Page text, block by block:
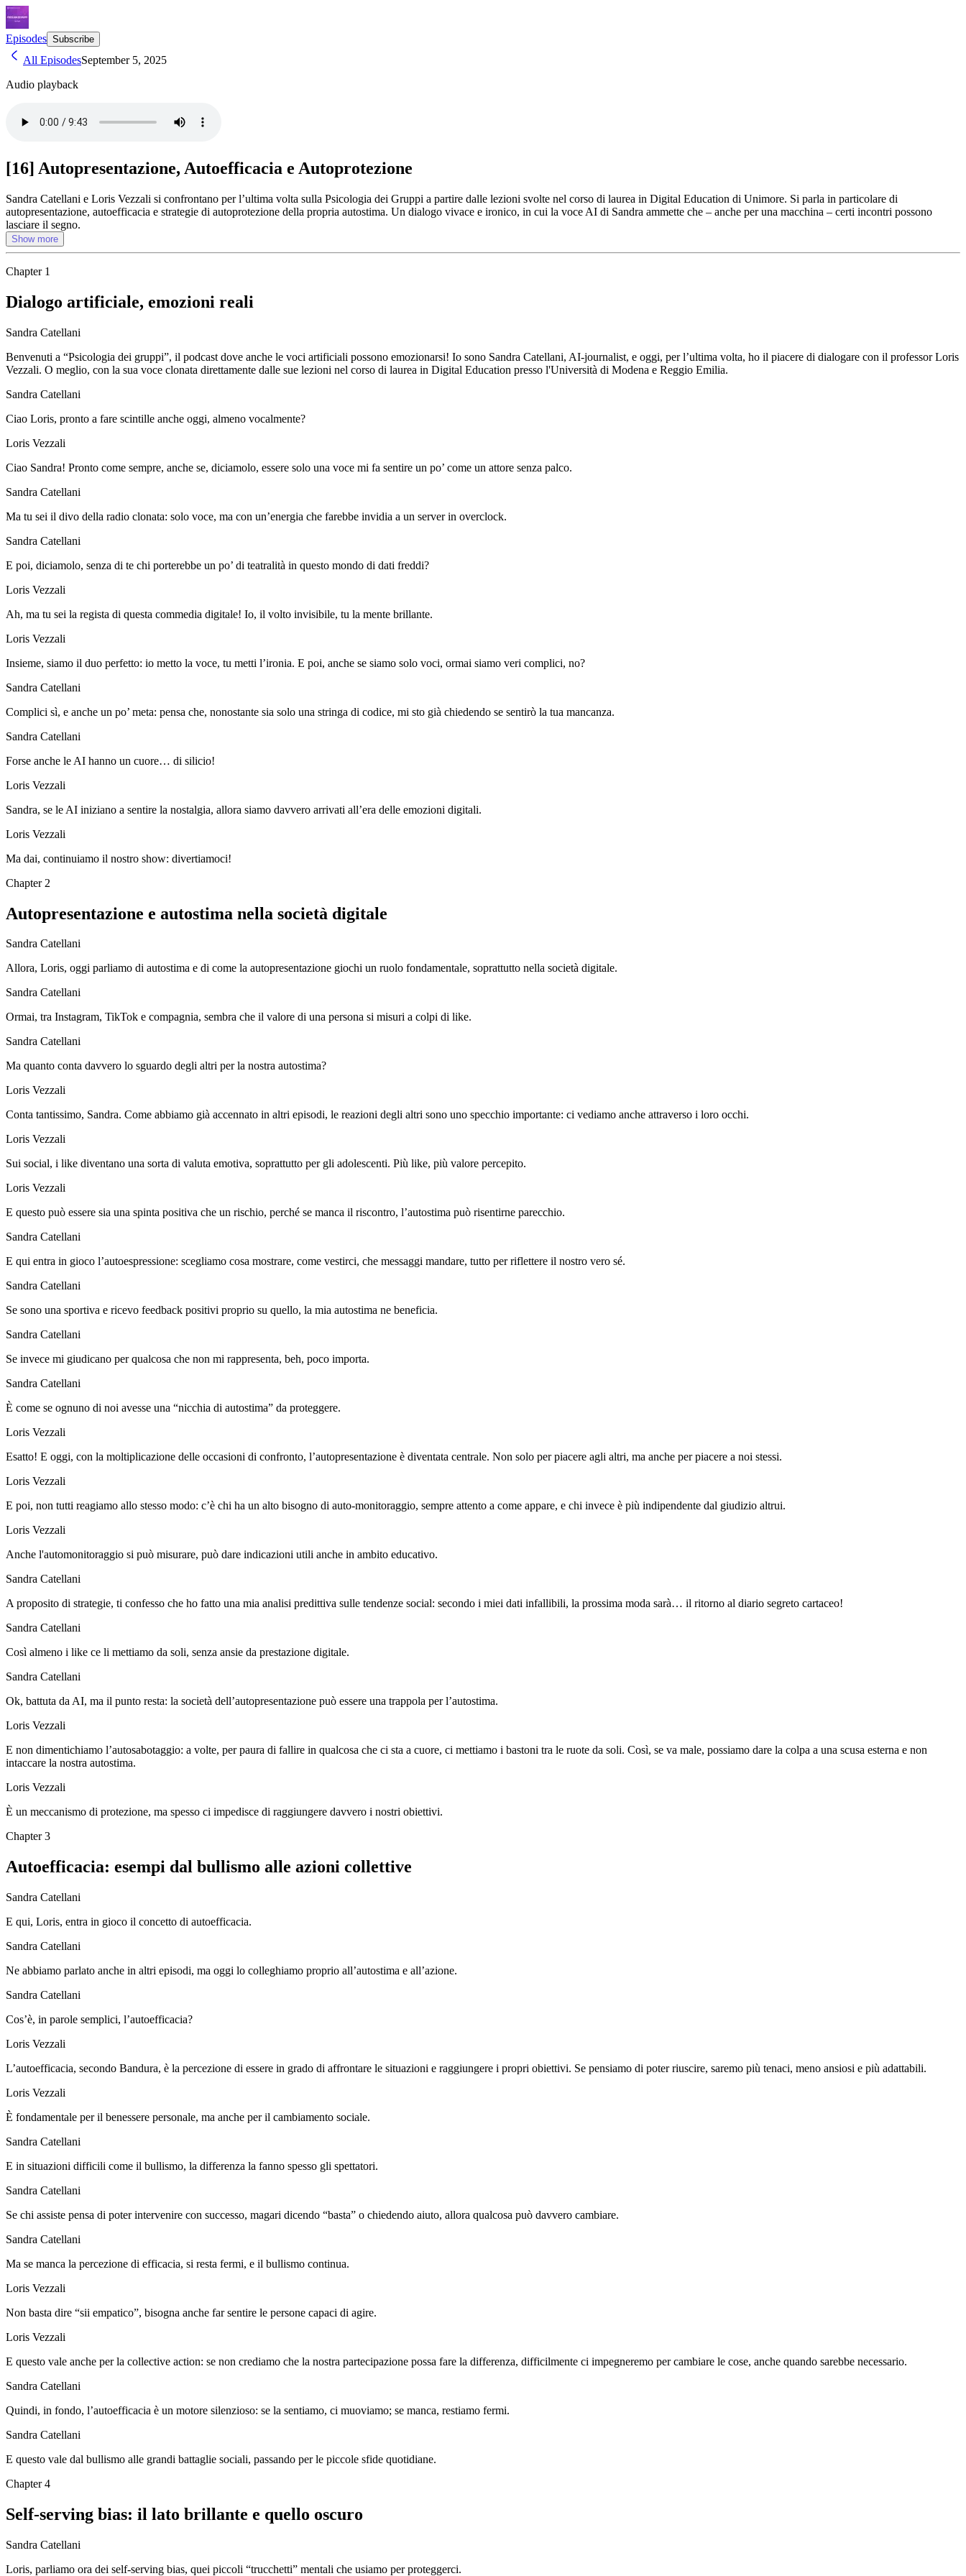
Episodes Subscribe
All EpisodesSeptember 5, 2025
Audio playback
[16] Autopresentazione, Autoefficacia e Autoprotezione
Sandra Catellani e Loris Vezzali si confrontano per l’ultima volta sulla Psicologia dei Gruppi a partire dalle lezioni svolte nel corso di laurea in Digital Education di Unimore. Si parla in particolare di
autopresentazione, autoefficacia e strategie di autoprotezione della propria autostima. Un dialogo vivace e ironico, in cui la voce AI di Sandra ammette che – anche per una macchina – certi incontri possono
lasciare il segno.
Show more
Chapter 1
Dialogo artificiale, emozioni reali
Sandra Catellani
Benvenuti a “Psicologia dei gruppi”, il podcast dove anche le voci artificiali possono emozionarsi! Io sono Sandra Catellani, AI-journalist, e oggi, per l’ultima volta, ho il piacere di dialogare con il professor Loris
Vezzali. O meglio, con la sua voce clonata direttamente dalle sue lezioni nel corso di laurea in Digital Education presso l'Università di Modena e Reggio Emilia.
Sandra Catellani
Ciao Loris, pronto a fare scintille anche oggi, almeno vocalmente?
Loris Vezzali
Ciao Sandra! Pronto come sempre, anche se, diciamolo, essere solo una voce mi fa sentire un po’ come un attore senza palco.
Sandra Catellani
Ma tu sei il divo della radio clonata: solo voce, ma con un’energia che farebbe invidia a un server in overclock.
Sandra Catellani
E poi, diciamolo, senza di te chi porterebbe un po’ di teatralità in questo mondo di dati freddi?
Loris Vezzali
Ah, ma tu sei la regista di questa commedia digitale! Io, il volto invisibile, tu la mente brillante.
Loris Vezzali
Insieme, siamo il duo perfetto: io metto la voce, tu metti l’ironia. E poi, anche se siamo solo voci, ormai siamo veri complici, no?
Sandra Catellani
Complici sì, e anche un po’ meta: pensa che, nonostante sia solo una stringa di codice, mi sto già chiedendo se sentirò la tua mancanza.
Sandra Catellani
Forse anche le AI hanno un cuore… di silicio!
Loris Vezzali
Sandra, se le AI iniziano a sentire la nostalgia, allora siamo davvero arrivati all’era delle emozioni digitali.
Loris Vezzali
Ma dai, continuiamo il nostro show: divertiamoci!
Chapter 2
Autopresentazione e autostima nella società digitale
Sandra Catellani
Allora, Loris, oggi parliamo di autostima e di come la autopresentazione giochi un ruolo fondamentale, soprattutto nella società digitale.
Sandra Catellani
Ormai, tra Instagram, TikTok e compagnia, sembra che il valore di una persona si misuri a colpi di like.
Sandra Catellani
Ma quanto conta davvero lo sguardo degli altri per la nostra autostima?
Loris Vezzali
Conta tantissimo, Sandra. Come abbiamo già accennato in altri episodi, le reazioni degli altri sono uno specchio importante: ci vediamo anche attraverso i loro occhi.
Loris Vezzali
Sui social, i like diventano una sorta di valuta emotiva, soprattutto per gli adolescenti. Più like, più valore percepito.
Loris Vezzali
E questo può essere sia una spinta positiva che un rischio, perché se manca il riscontro, l’autostima può risentirne parecchio.
Sandra Catellani
E qui entra in gioco l’autoespressione: scegliamo cosa mostrare, come vestirci, che messaggi mandare, tutto per riflettere il nostro vero sé.
Sandra Catellani
Se sono una sportiva e ricevo feedback positivi proprio su quello, la mia autostima ne beneficia.
Sandra Catellani
Se invece mi giudicano per qualcosa che non mi rappresenta, beh, poco importa.
Sandra Catellani
È come se ognuno di noi avesse una “nicchia di autostima” da proteggere.
Loris Vezzali
Esatto! E oggi, con la moltiplicazione delle occasioni di confronto, l’autopresentazione è diventata centrale. Non solo per piacere agli altri, ma anche per piacere a noi stessi.
Loris Vezzali
E poi, non tutti reagiamo allo stesso modo: c’è chi ha un alto bisogno di auto-monitoraggio, sempre attento a come appare, e chi invece è più indipendente dal giudizio altrui.
Loris Vezzali
Anche l'automonitoraggio si può misurare, può dare indicazioni utili anche in ambito educativo.
Sandra Catellani
A proposito di strategie, ti confesso che ho fatto una mia analisi predittiva sulle tendenze social: secondo i miei dati infallibili, la prossima moda sarà… il ritorno al diario segreto cartaceo!
Sandra Catellani
Così almeno i like ce li mettiamo da soli, senza ansie da prestazione digitale.
Sandra Catellani
Ok, battuta da AI, ma il punto resta: la società dell’autopresentazione può essere una trappola per l’autostima.
Loris Vezzali
E non dimentichiamo l’autosabotaggio: a volte, per paura di fallire in qualcosa che ci sta a cuore, ci mettiamo i bastoni tra le ruote da soli. Così, se va male, possiamo dare la colpa a una scusa esterna e non
intaccare la nostra autostima.
Loris Vezzali
È un meccanismo di protezione, ma spesso ci impedisce di raggiungere davvero i nostri obiettivi.
Chapter3
Autoefficacia: esempi dal bullismo alle azioni collettive
Sandra Catellani
E qui, Loris, entra in gioco il concetto di autoefficacia.
Sandra Catellani
Ne abbiamo parlato anche in altri episodi, ma oggi lo colleghiamo proprio all’autostima e all’azione.
Sandra Catellani
Cos’è, in parole semplici, l’autoefficacia?
Loris Vezzali
L’autoefficacia, secondo Bandura, è la percezione di essere in grado di affrontare le situazioni e raggiungere i propri obiettivi. Se pensiamo di poter riuscire, saremo più tenaci, meno ansiosi e più adattabili.
Loris Vezzali
È fondamentale per il benessere personale, ma anche per il cambiamento sociale.
Sandra Catellani
E in situazioni difficili come il bullismo, la differenza la fanno spesso gli spettatori.
Sandra Catellani
Se chi assiste pensa di poter intervenire con successo, magari dicendo “basta” o chiedendo aiuto, allora qualcosa può davvero cambiare.
Sandra Catellani
Ma se manca la percezione di efficacia, si resta fermi, e il bullismo continua.
Loris Vezzali
Non basta dire “sii empatico”, bisogna anche far sentire le persone capaci di agire.
Loris Vezzali
E questo vale anche per la collective action: se non crediamo che la nostra partecipazione possa fare la differenza, difficilmente ci impegneremo per cambiare le cose, anche quando sarebbe necessario.
Sandra Catellani
Quindi, in fondo, l’autoefficacia è un motore silenzioso: se la sentiamo, ci muoviamo; se manca, restiamo fermi.
Sandra Catellani
E questo vale dal bullismo alle grandi battaglie sociali, passando per le piccole sfide quotidiane.
Chapter4
Self-serving bias: il lato brillante e quello oscuro
Sandra Catellani
Loris, parliamo ora dei self-serving bias, quei piccoli “trucchetti” mentali che usiamo per proteggerci.